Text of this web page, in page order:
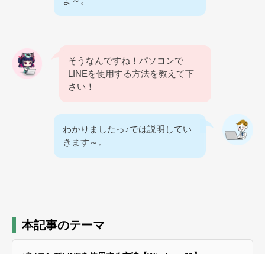
そうなんですね！パソコンで
LINEを使用する方法を教えて下
さい！
わかりましたっ♪では説明してい
きます～。
本記事のテーマ